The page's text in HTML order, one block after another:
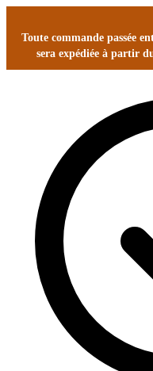
Toute commande passée
sera expédiée à partir